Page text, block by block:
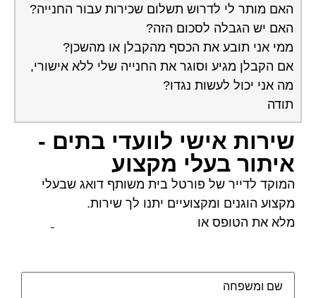
האם מותר לי לדרוש תשלום שכירות עבור החנייה?
האם יש הגבלה לסכום הזה?
ממי אני תובע את הכסף מהקבלן או מהשכן?
אם הקבלן מגיע וסוגר את החנייה שלי ללא אישורי,
מה אני יכול לעשות נגדו?
תודה
שירות אישי לוועדי בתים -
איתור בעלי מקצוע
המוקד לדייר של פורטל בית משותף דואג שבעלי
מקצוע הוגנים ומקצועיים יתנו לך שירות.
מלא את הטופס או